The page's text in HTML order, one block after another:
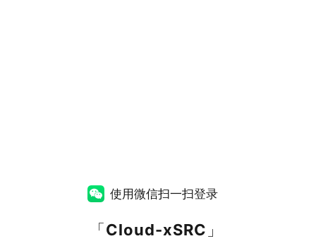
使用微信扫一扫登录
「Cloud-xSRC 」